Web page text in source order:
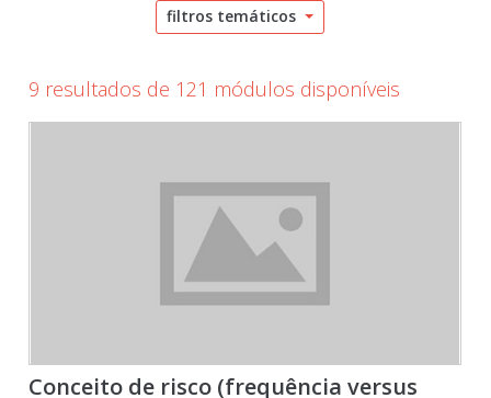
filtros temáticos
9 resultados de 121 módulos disponíveis
Conceito de risco (frequência versus